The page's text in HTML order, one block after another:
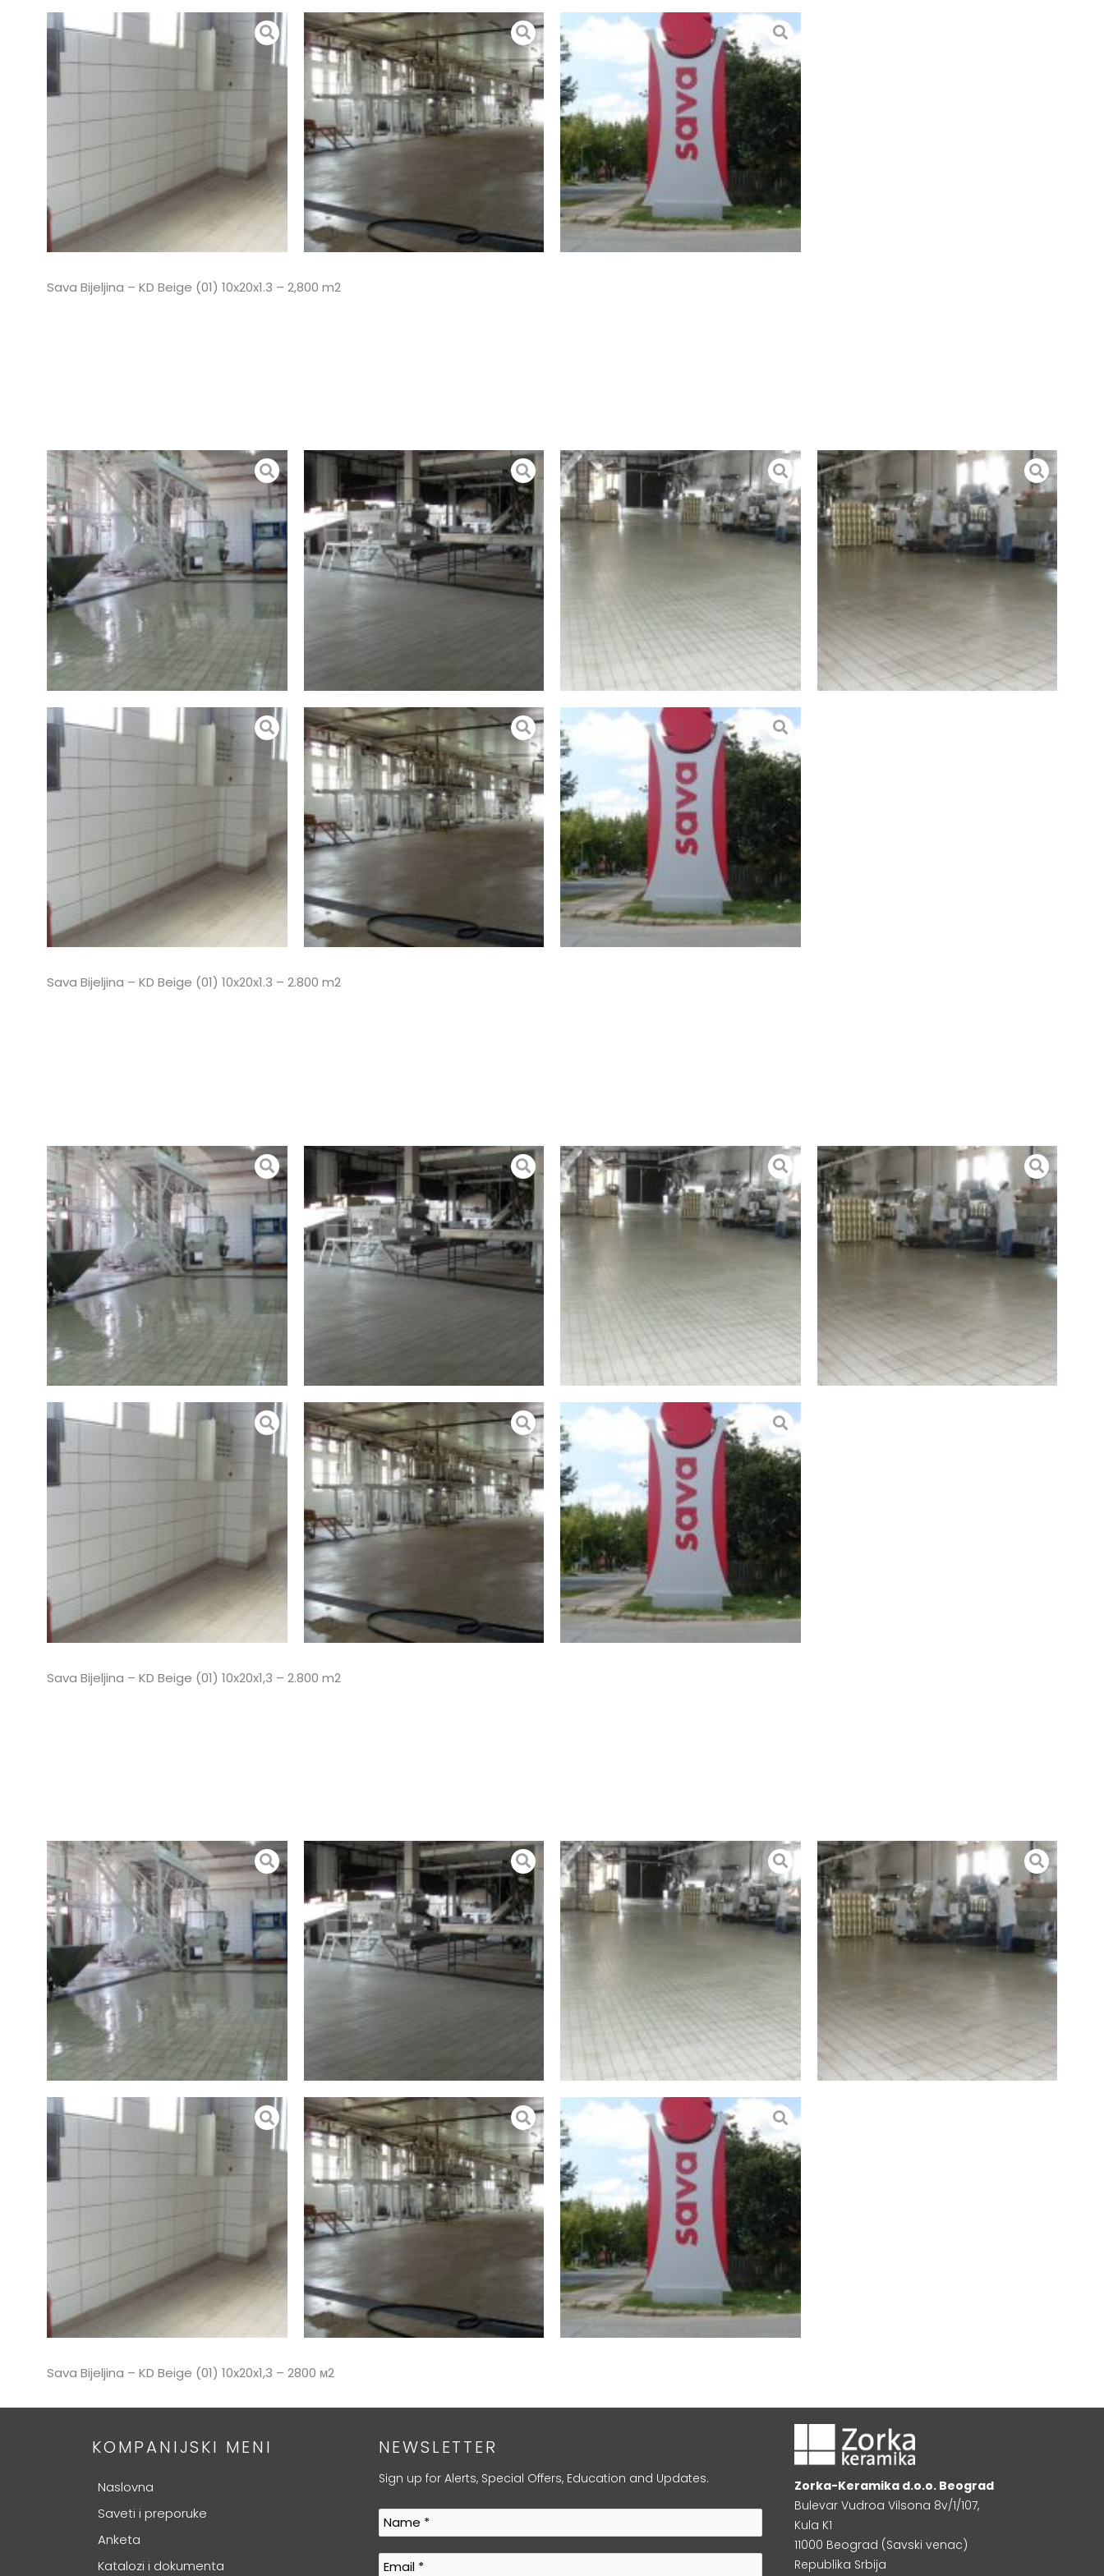
Sava Bijeljina – KD Beige (01) 10x20x1.3 – 2,800 m2
Sava Bijeljina – KD Beige (01) 10x20x1.3 – 2.800 m2
Sava Bijeljina – KD Beige (01) 10x20x1,3 – 2.800 m2
Sava Bijeljina – KD Beige (01) 10x20x1,3 – 2800 м2
KOMPANIJSKI MENI
Naslovna
Saveti i preporuke
Anketa
Katalozi i dokumenta
NEWSLETTER
Sign up for Alerts, Special Offers, Education and Updates.
Zorka-Keramika d.o.o. Beograd
Bulevar Vudroa Vilsona 8v/1/107,
Kula K1
11000 Beograd (Savski venac)
Republika Srbija